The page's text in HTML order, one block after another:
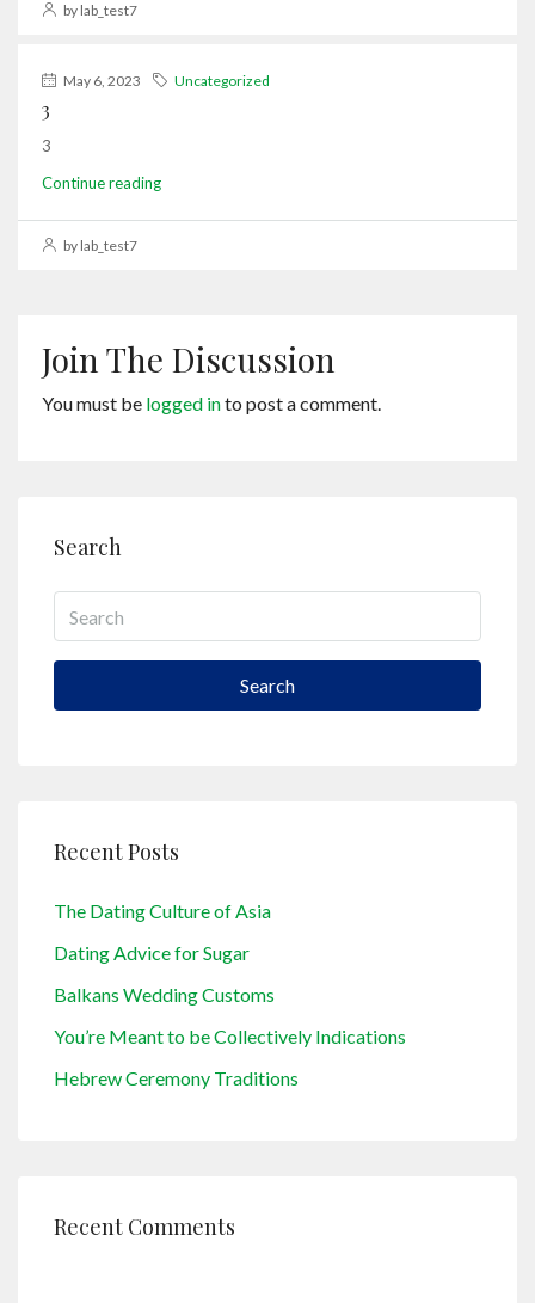
by lab_test7
May 6, 2023 Uncategorized
3
3
Continue reading
by lab_test7
Join The Discussion
You must be logged into post a comment.
Search
Search
Recent Posts
The Dating Culture of Asia
Dating Advice for Sugar
Balkans Wedding Customs
You’re Meant to be Collectively Indications
Hebrew Ceremony Traditions
Recent Comments